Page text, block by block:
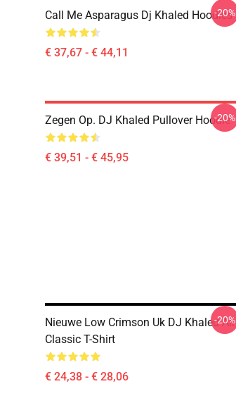
Call Me Asparagus Dj Khaled Hoodies
€ 37,67 - € 44,11
-20%
Zegen Op. DJ Khaled Pullover Hoodie
€ 39,51 - € 45,95
-20%
Nieuwe Low Crimson Uk DJ Khaled Air
Classic T-Shirt
€ 24,38 - € 28,06
-20%